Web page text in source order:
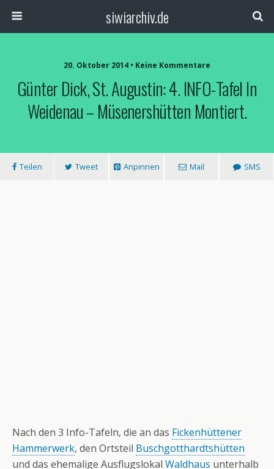
siwiarchiv.de
20. Oktober 2014 • Keine Kommentare
Günter Dick, St. Augustin: 4. INFO-Tafel In
Weidenau – Müsenershütten Montiert.
Teilen Tweet Anpinnen Mail SMS
Nach den 3 Info-Tafeln, die an das Fickenhüttener
Hammerwerk, den Ortsteil Buschgotthardtshütten
und das ehemalige Ausflugslokal Waldhaus unterhalb